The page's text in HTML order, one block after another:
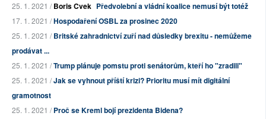
25. 1. 2021 /Boris Cvek Předvolební a vládní koalice nemusí být totéž
17. 1. 2021 /Hospodaření OSBL za prosinec 2020
25. 1. 2021 /Britské zahradnictví zuří nad důsledky brexitu - nemůžeme
prodávat ...
25. 1. 2021 /Trump plánuje pomstu proti senátorům, kteří ho "zradili"
25. 1. 2021 /Jak se vyhnout příští krizi? Prioritu musí mít digitální
gramotnost
25. 1. 2021 /Proč se Kreml bojí prezidenta Bidena?